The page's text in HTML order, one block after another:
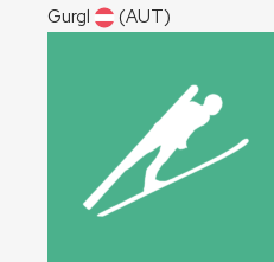
Gurgl
(AUT)